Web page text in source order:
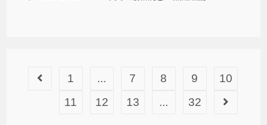
1 ... 7 8 9
10
11
12 13 ... 32